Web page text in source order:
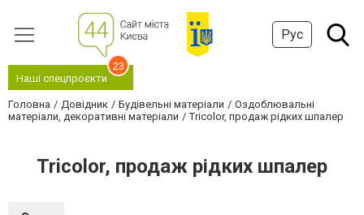
Рус
Наші спецпроєкти
23
Головна Довідник Будівельні матеріали
Оздоблювальні
матеріали, декоративні матеріали
Tricolor, продаж рідких шпалер
Tricolor, продаж рідких шпалер